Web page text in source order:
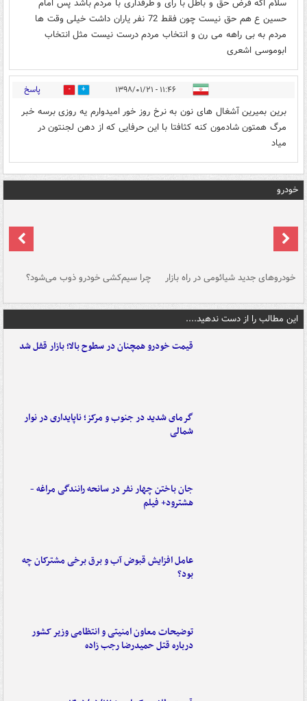
سلام اگه فرض حق و باطل با رای و طرفداری با مردم باشد پس امام
حسین ع هم حق نیست چون فقط 72 نفر یاران داشت خیلی وقت ها
مردم به بی راهه می رن و انتخاب مردم درست نیست مثل انتخاب
ابوموسی اشعری
۱۱:۴۶ - ۱۳۹۸/۰۱/۲۱ 0 پاسخ
برین بمیرین آشغال های نون به نرخ روز خور امیدوارم یه روزی برسه خبر
مرگ همتون شادمون کنه کثافتا با این حرفایی که از دهن لجنتون در
میاد
خودرو
خودروهای جدید شیائومی در راه بازار چرا سیم‌کشی خودرو ذوب می‌شود؟
این مطالب را از دست ندهید....
قیمت خودرو همچنان در سطوح بالا؛ بازار قفل شد
گرمای شدید در جنوب و مرکز؛ ناپایداری در نوار
شمالی
جان باختن چهار نفر در سانحه رانندگی مراغه -
هشترود+ فیلم
عامل افزایش قبوض آب و برق برخی مشترکان چه
بود؟
توضیحات معاون امنیتی و انتظامی وزیر کشور
درباره قتل حمیدرضا رجب زاده